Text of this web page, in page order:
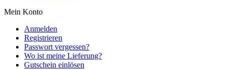
Mein Konto
Anmelden
Registrieren
Passwort vergessen?
Wo ist meine Lieferung?
Gutschein einlösen